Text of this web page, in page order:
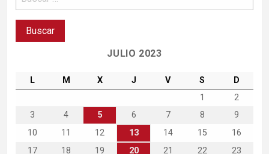
JULIO 2023
L M X J V S
D
1
2
3
4 5 6 7 8
9
10
11 12 13 14 15
16
17
18 19 20 21 22
23